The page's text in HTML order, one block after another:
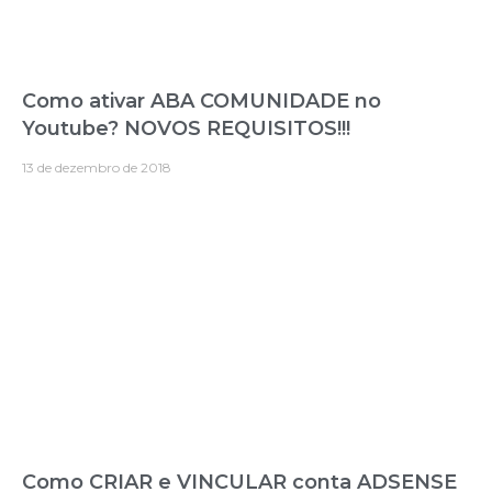
Como ativar ABA COMUNIDADE no
Youtube? NOVOS REQUISITOS!!!
13 de dezembro de 2018
Como CRIAR e VINCULAR conta ADSENSE